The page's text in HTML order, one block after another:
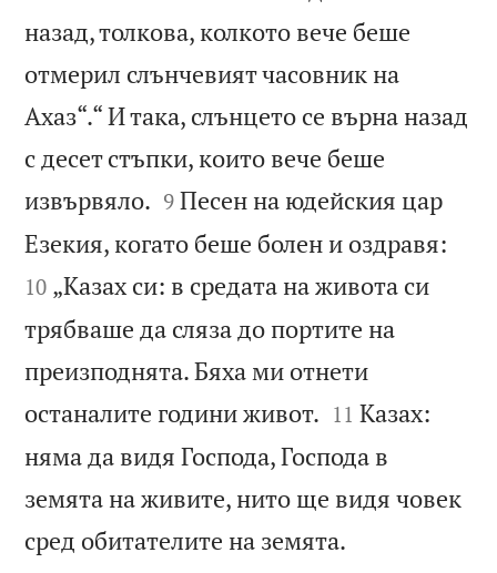
назад, толкова, колкото вече беше
отмерил слънчевият часовник на
Ахаз“.“ И така, слънцето се върна назад
с десет стъпки, които вече беше
извървяло. 

9 Песен на юдейския цар
Езекия, когато беше болен и оздравя:
10 „Казах си: в средата на живота си
трябваше да сляза до портите на
преизподнята. Бяха ми отнети
останалите години живот. 

11 Казах:
няма да видя Господа, Господа в
земята на живите, нито ще видя човек
сред обитателите на земята.